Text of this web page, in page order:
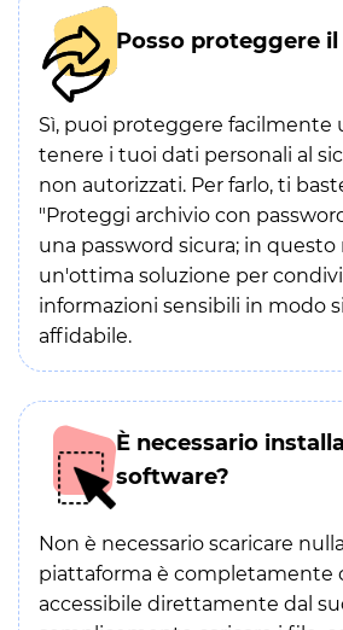
Posso proteggere il
Sì, puoi proteggere facilmente
tenere i tuoi dati personali al
non autorizzati. Per farlo, ti
"Proteggi archivio con
una password sicura; in questo
un'ottima soluzione per
informazioni sensibili in modo
affidabile.
È necessario
software?
Non è necessario scaricare
piattaforma è completamente
accessibile direttamente dal